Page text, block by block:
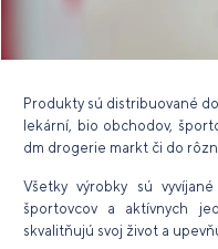
Produkty sú distribuované
lekární, bio obchodov,
dm drogerie markt či do
Všetky výrobky sú
športovcov a aktívnych
skvalitňujú svoj život a